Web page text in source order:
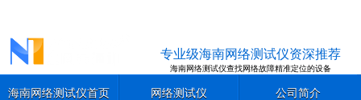
专业级海南网络测试仪资深推荐
海南网络测试仪查找网络故障精准定位的设备
海南网络测试仪首页 网络测试仪 公司简介